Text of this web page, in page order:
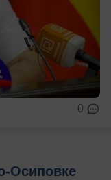
0
Осиповке